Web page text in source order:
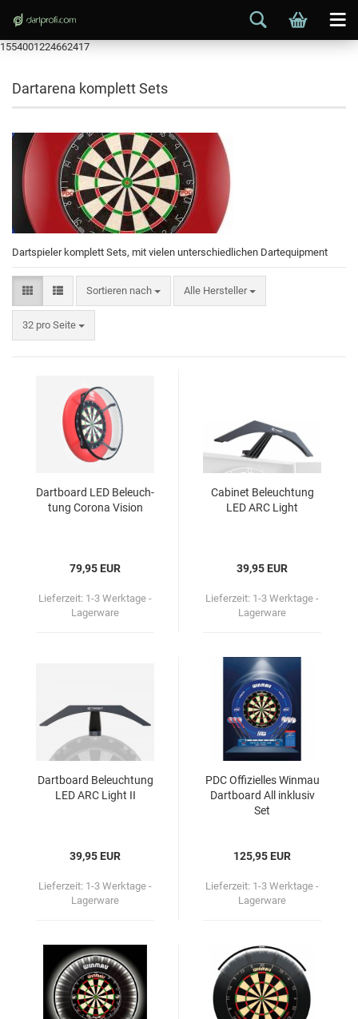
1554001224662417
Dartarena komplett Sets
Dartspieler komplett Sets, mit vielen unterschiedlichen Dartequipment
Sortieren nach Alle Hersteller
32 pro Seite
Dart­board LED Be­leuch­
tung Co­ro­na Vi­si­on
79,95 EUR
Lieferzeit: 1-3 Werktage -
Lagerware
Ca­bi­net Be­leuch­tung
LED ARC Light
39,95 EUR
Lieferzeit: 1-3 Werktage -
Lagerware
Dart­board Be­leuch­tung
LED ARC Light II
39,95 EUR
Lieferzeit: 1-3 Werktage -
Lagerware
PDC Of­fi­zi­el­les Win­mau
Dart­board All in­klu­siv
Set
125,95 EUR
Lieferzeit: 1-3 Werktage -
Lagerware